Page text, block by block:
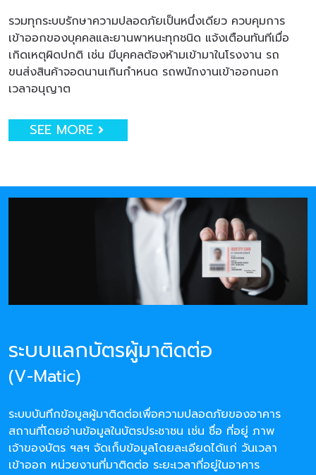
รวมทุกระบบรักษาความปลอดภัยเป็นหนึ่งเดียว ควบคุมการ
เข้าออกของบุคคลและยานพาหนะทุกชนิด แจ้งเตือนทันทีเมื่อ
เกิดเหตุผิดปกติ เช่น มีบุคคลต้องห้ามเข้ามาในโรงงาน รถ
ขนส่งสินค้าจอดนานเกินกำหนด รถพนักงานเข้าออกนอก
เวลาอนุญาต
SEE MORE
ระบบแลกบัตรผู้มาติดต่อ
(V-Matic)
ระบบบันทึกข้อมูลผู้มาติดต่อเพื่อความปลอดภัยของอาคาร
สถานที่โดยอ่านข้อมูลในบัตรประชาชน เช่น ชื่อ ที่อยู่ ภาพ
เจ้าของบัตร ฯลฯ จัดเก็บข้อมูลโดยละเอียดได้แก่ วันเวลา
เข้าออก หน่วยงานที่มาติดต่อ ระยะเวลาที่อยู่ในอาคาร